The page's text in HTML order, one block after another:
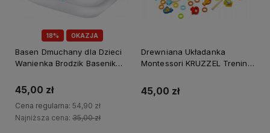
18% OKAZJA
Basen Dmuchany dla Dzieci
Wanienka Brodzik Basenik
45,00 zł
Cena regularna: 54,90 zł
Najniższa cena: 35,00 zł
Drewniana Układanka
Montessori KRUZZEL Trening
45,00 zł